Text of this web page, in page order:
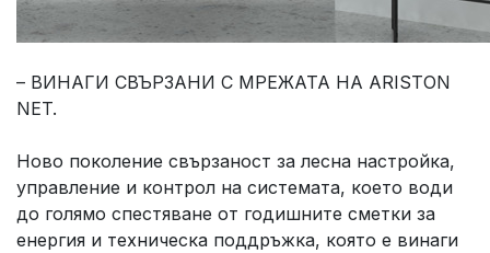
– ВИНАГИ СВЪРЗАНИ С МРЕЖАТА НА ARISTON
NET.
Ново поколение свързаност за лесна настройка,
управление и контрол на системата, което води
до голямо спестяване от годишните сметки за
енергия и техническа поддръжка, която е винаги